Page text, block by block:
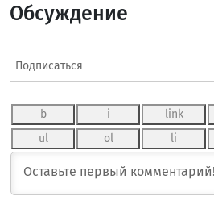
Обсуждение
Подписаться